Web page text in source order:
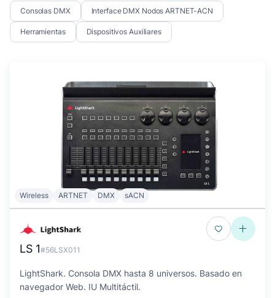
Consolas DMX Interface DMX Nodos ARTNET-ACN
Herramientas Dispositivos Auxiliares
Wireless ARTNET DMX sACN
LS 1#56LSX011
LightShark. Consola DMX hasta 8 universos. Basado en
navegador Web. IU Multitáctil.